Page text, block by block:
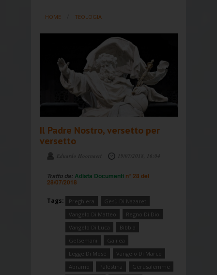
HOME TEOLOGIA
Il Padre Nostro, versetto per
versetto
Tratto da: Adista Documentin° 28 del
28/07/2018
Tags: Preghiera
Gesù Di Nazaret
Vangelo Di Matteo
Regno Di Dio
Vangelo Di Luca
Bibbia
Getsemani
Galilea
Legge Di Mosè
Vangelo Di Marco
Abramo
Palestina
Gerusalemme